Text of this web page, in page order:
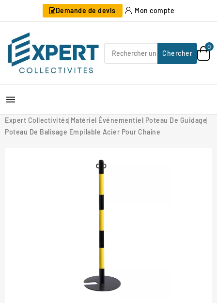
Demande de devis Mon compte
Chercher
0

Expert Collectivités Matériel Événementiel Poteau De Guidage
Poteau De Balisage Empilable Acier Pour Chaîne